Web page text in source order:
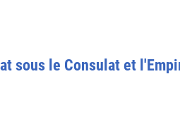
sous le Consulat et